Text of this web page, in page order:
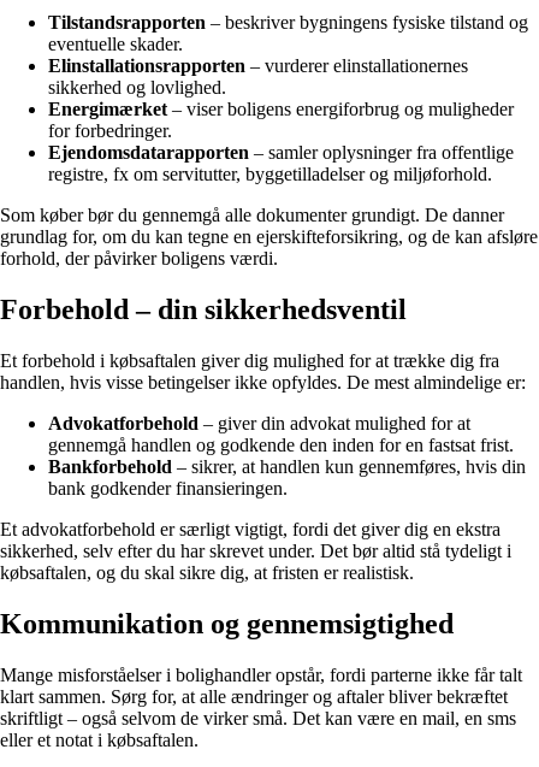
Tilstandsrapporten – beskriver bygningens fysiske tilstand og
eventuelle skader.
Elinstallationsrapporten – vurderer elinstallationernes
sikkerhed og lovlighed.
Energimærket – viser boligens energiforbrug og muligheder
for forbedringer.
Ejendomsdatarapporten – samler oplysninger fra offentlige
registre, fx om servitutter, byggetilladelser og miljøforhold.
Som køber bør du gennemgå alle dokumenter grundigt. De danner
grundlag for, om du kan tegne en ejerskifteforsikring, og de kan afsløre
forhold, der påvirker boligens værdi.
Forbehold – din sikkerhedsventil
Et forbehold i købsaftalen giver dig mulighed for at trække dig fra
handlen, hvis visse betingelser ikke opfyldes. De mest almindelige er:
Advokatforbehold – giver din advokat mulighed for at
gennemgå handlen og godkende den inden for en fastsat frist.
Bankforbehold – sikrer, at handlen kun gennemføres, hvis din
bank godkender finansieringen.
Et advokatforbehold er særligt vigtigt, fordi det giver dig en ekstra
sikkerhed, selv efter du har skrevet under. Det bør altid stå tydeligt i
købsaftalen, og du skal sikre dig, at fristen er realistisk.
Kommunikation og gennemsigtighed
Mange misforståelser i bolighandler opstår, fordi parterne ikke får talt
klart sammen. Sørg for, at alle ændringer og aftaler bliver bekræftet
skriftligt – også selvom de virker små. Det kan være en mail, en sms
eller et notat i købsaftalen.